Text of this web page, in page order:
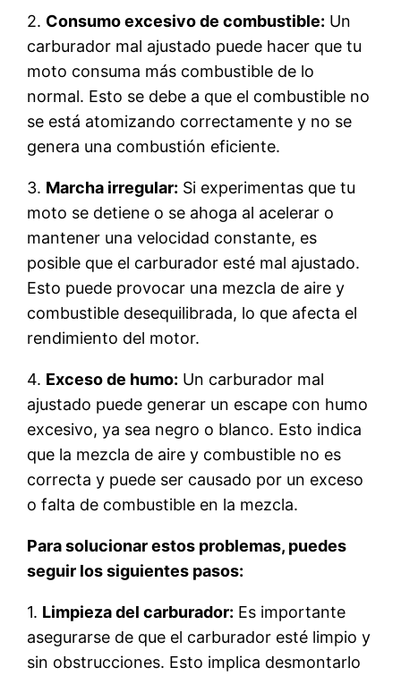
2. Consumo excesivo de combustible: Un
carburador mal ajustado puede hacer que tu
moto consuma más combustible de lo
normal. Esto se debe a que el combustible no
se está atomizando correctamente y no se
genera una combustión eficiente.
3. Marcha irregular: Si experimentas que tu
moto se detiene o se ahoga al acelerar o
mantener una velocidad constante, es
posible que el carburador esté mal ajustado.
Esto puede provocar una mezcla de aire y
combustible desequilibrada, lo que afecta el
rendimiento del motor.
4. Exceso de humo: Un carburador mal
ajustado puede generar un escape con humo
excesivo, ya sea negro o blanco. Esto indica
que la mezcla de aire y combustible no es
correcta y puede ser causado por un exceso
o falta de combustible en la mezcla.
Para solucionar estos problemas, puedes
seguir los siguientes pasos:
1. Limpieza del carburador: Es importante
asegurarse de que el carburador esté limpio y
sin obstrucciones. Esto implica desmontarlo